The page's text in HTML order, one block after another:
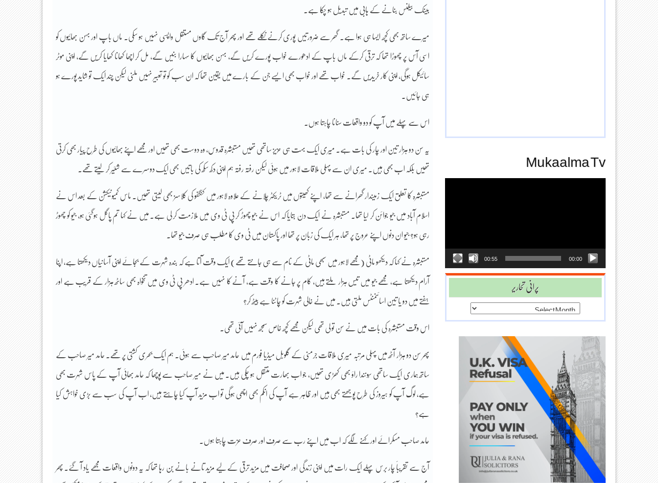
بینک بیلنس بنانے کے ہابی میں تبدیل ہو چکا ہے۔
میرے ساتھ بھی کچھ ایسا ہی ہوا ہے۔ گھر سے ضرورتیں پوری کرنے نکلے تھے اور پھر آج تک گاوں مستقل واپسی نہیں ہو سکی۔ ماں باپ اور بہن بھائیوں کو
اسی آس پر چھوڑا تھا کہ ترقی کرکے ماں باپ کے ادھورے خواب پورے کریں گے، بہن بھائیوں کا سہارا بنیں گے، مل کر اچھا کھانا کھایا کریں گے، اپنی موٹر
سائیکل ہوگی، اپنی کار خریدیں گے۔ خواب تھے اور خواب بھی ایسے جن کے بارے میں یقین تھا کہ ان سب کو تو تعبیر نہیں ملنی لیکن چند ایک تو شاید پورے ہو
ہی جائیں۔
اس سے پہلے میں آپ کو دو واقعات سنانا چاہتا ہوں۔
یہ سن دو ہزار تین اور چار کی بات ہے۔ میری ایک بہت ہی عزیز ساتھی تھیں مستبشرہ قدوس، وہ دوست بھی تھیں اور مجھے اپنے بھائیوں کی طرح پیار بھی کرتی
تھیں بلکہ اب بھی ہیں۔ میری ان سے پہلی ملاقات لاہور میں ہوئی لیکن رفتہ رفتہ ہم اپنی دکھ سکھ کی باتیں بھی ایک دوسرے سے شئیر کر لیتے تھے۔
مستبشرہ کا تعلق ایک زمیندار گھرانے سے تھا، اپنے کھیتوں میں ٹریکٹر چلانے کے علاوہ لاہور میں کنگفو کی کلاسز بھی لیتی تھیں۔ ماس کمیونیکشن کے بعد اس نے
اسلام آباد میں جیو جوائن کر لیا تھا۔ مستبشرہ نے ایک دن بتایا کہ اس نے جیو چھوڑ کر پی ٹی وی میں ملازمت کر لی ہے۔ میں نے کہا تم پاگل ہوگئی ہو، جیو کو چھوڑ
رہی ہو؟ جیو ان دنوں اپنے عروج پر تھا، ہر ایک کی زبان پر تھا اور پاکستان میں ٹی وی کا مطلب ہی صرف جیو تھا۔
مستبشرہ نے کہا کہ دیکھو ماٹی (مجھے لاہور میں سبھی ماٹی کے نام سے ہی جانتے تھے) ایک وقت آتا ہے کہ بندہ شہرت کے بجائے اپنی آسانیاں دیکھتا ہے، اپنا
آرام دیکھتا ہے، مجھے جیو میں تیس ہزار ملتے ہیں، کام پر جانے کا وقت ہے، آنے کا نہیں ہے۔ ادھر پی ٹی وی میں تنخواہ بھی ساٹھ ہزار کے قریب ہے اور
ہفتے میں دو یا تین اسائنمنٹس ملتی ہیں۔ میں نے خالی شہرت کو چاٹنا ہے بیٹھ کر؟
اس وقت مستبشرہ کی بات میں نے سن تو لی تھی لیکن مجھے کچھ خاص سمجھ نہیں آئی تھی۔
پھر سن دو ہزار آٹھ میں پہلی مرتبہ میری ملاقات جرمنی کے گلوبل میڈیا فورم میں حامد میر صاحب سے ہوئی۔ ہم ایک بحری کشتی پر تھے۔ حامد میر صاحب کے
ساتھ ہماری ایک ساتھی سُونندا راؤ بھی کھڑی تھیں، جو اب بھارت منتقل ہو چکی ہیں۔ میں نے میر صاحب سے پوچھا کہ حامد بھائی آپ کے پاس شہرت بھی
ہے، لوگ آپ کو ہیروز کی طرح پوجھتے بھی ہیں اور ظاہر ہے آپ کی انکم بھی اچھی ہوگی تو اب مزید آپ کیا چاہتے ہیں، اب آپ کی سب سے بڑی خواہش کیا
ہے؟
حامد صاحب مسکرائے اور کہنے لگے کہ اب میں اپنے رب سے صرف اور صرف عزت چاہتا ہوں۔
آج سے تقریباََ چار برس پہلے ایک رات میں اپنی زندگی اور صحافت میں مزید ترقی کے لیے مزید تانے بانے بُن رہا تھا کہ یہ دونوں واقعات مجھے یاد آ گئے۔ پھر
Mukaalma Tv
00:00
00:55
پرانی تحاریر